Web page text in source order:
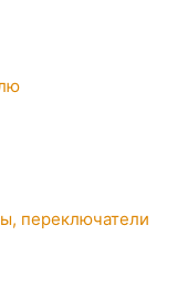
переключатели